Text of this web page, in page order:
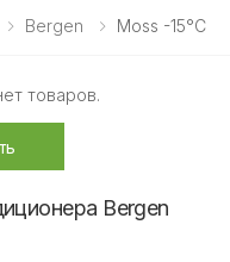
Bergen Moss -15°C
товаров.
Bergen